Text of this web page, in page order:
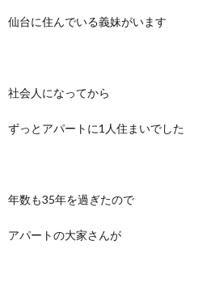
仙台に住んでいる義妹がいます
社会人になってから
ずっとアパートに1人住まいでした
年数も35年を過ぎたので
アパートの大家さんが